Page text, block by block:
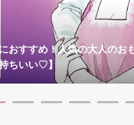
おすすめ！人気の大人のお
ちいい♡】